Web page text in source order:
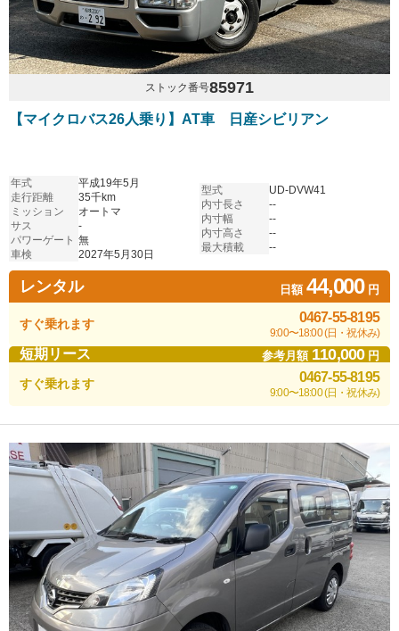
ストック番号85971
【マイクロバス26人乗り】AT車 日産シビリアン
年式
平成19年5月
走行距離
35千km
ミッション
オートマ
サス
-
パワーゲート 無
車検
2027年5月30日
型式
UD-DVW41
内寸長さ
--
内寸幅
--
内寸高さ
--
最大積載
--
レンタル 日額44,000円
すぐ乗れます 0467-55-8195
9:00〜18:00 (日・祝休み)
短期リース 参考月額 110,000円
すぐ乗れます 0467-55-8195
9:00〜18:00 (日・祝休み)